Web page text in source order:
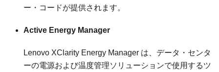
ー・コードが提供されます。
Active Energy Manager
Lenovo XClarity Energy Manager は、データ・センタ
ーの電源および温度管理ソリューションで使用するツ